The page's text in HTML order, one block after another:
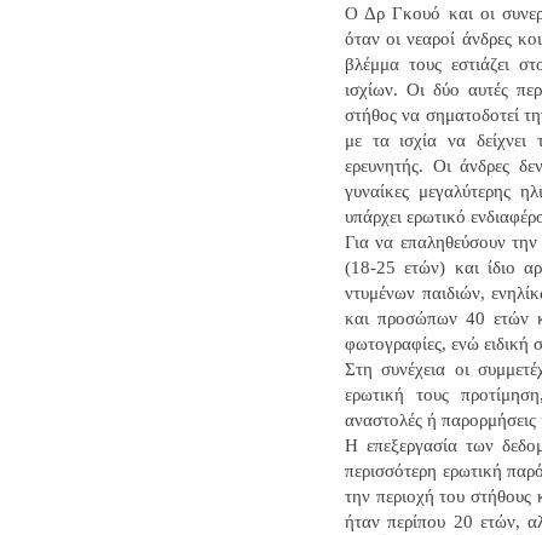
Ο Δρ Γκουό και οι
όταν οι νεαροί άνδρες
βλέμμα τους εστιάζει
ισχίων. Οι δύο αυτές
στήθος να σηματοδοτεί
με τα ισχία να δείχνει
ερευνητής. Οι άνδρες
γυναίκες μεγαλύτερης
υπάρχει ερωτικό
Για να επαληθεύσουν την
(18-25 ετών) και ίδιο
ντυμένων παιδιών,
και προσώπων 40 ετών
φωτογραφίες, ενώ ειδική
Στη συνέχεια οι
ερωτική τους
αναστολές ή
Η επεξεργασία των
περισσότερη ερωτική
την περιοχή του
ήταν περίπου 20 ετών,